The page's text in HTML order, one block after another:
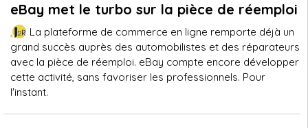
eBay met le turbo sur la pièce de réemploi
La plateforme de commerce en ligne remporte déjà un
grand succès auprès des automobilistes et des réparateurs
avec la pièce de réemploi. eBay compte encore développer
cette activité, sans favoriser les professionnels. Pour
l'instant.